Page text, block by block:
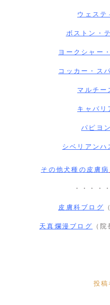
ウェステ
ボストン・
ヨークシャー
コッカー・ス
マルチー
キャバリ
パピヨ
シベリアンハ
その他犬種の皮膚病
・・・・
皮膚科ブログ
天真爛漫ブログ （
投稿